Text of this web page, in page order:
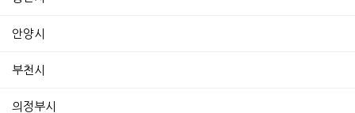
안양시
부천시
의정부시